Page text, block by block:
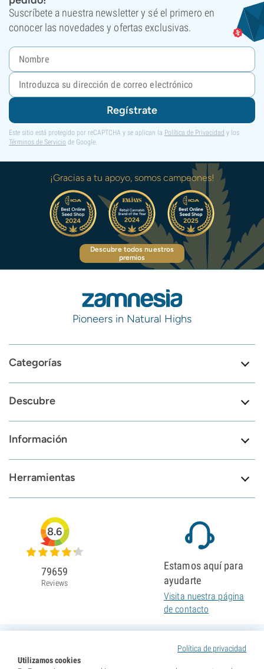
Suscríbete a nuestra newsletter y sé el primero en
conocer las novedades y ofertas exclusivas.
Regístrate
Este sitio está protegido por reCAPTCHA y se aplican la Política de Privacidad y los
Términos de Servicio de Google.
¡Gracias a tu apoyo, somos campeones!
Descubre todos nuestros
premios
Pioneers in Natural Highs
Categorías
Descubre
Información
Herramientas
Política de privacidad
Utilizamos cookies
8.6
79659
Reviews
Estamos aquí para
ayudarte
Visita nuestra página
de contacto